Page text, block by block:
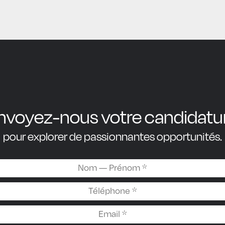
nous votre
pour explorer de passionnantes opportunités.